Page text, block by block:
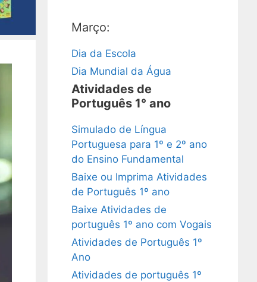
Março:
Dia da Escola
Dia Mundial da Água
Atividades de
Português 1° ano
Simulado de Língua
Portuguesa para 1º e 2º ano
do Ensino Fundamental
Baixe ou Imprima Atividades
de Português 1º ano
Baixe Atividades de
português 1º ano com Vogais
Atividades de Português 1º
Ano
Atividades de português 1º